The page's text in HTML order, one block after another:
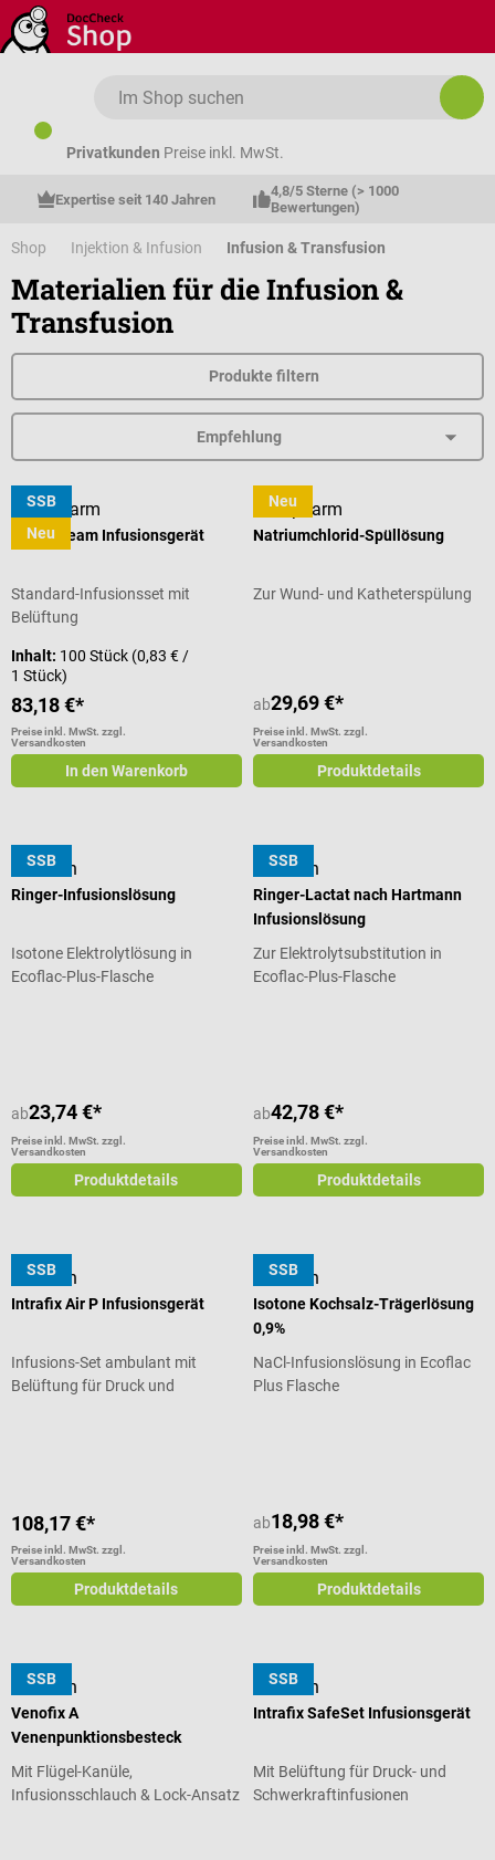
Zum Hauptinhalt springen
Privatkunden Preise inkl. MwSt.
Expertise seit 140 Jahren
4,8/5 Sterne (> 1000
Bewertungen)
Shop Injektion & Infusion Infusion & Transfusion
Materialien für die Infusion &
Transfusion
Produkte filtern
SSB
Neu
Medipharm
MediStream Infusionsgerät
Standard-Infusionsset mit
Belüftung
Inhalt: 100 Stück (0,83 € /
1 Stück)
83,18 €*
Preise inkl. MwSt. zzgl.
Versandkosten
In den Warenkorb
Neu
Medipharm
Natriumchlorid-Spüllösung
Zur Wund- und Katheterspülung
ab29,69 €*
Preise inkl. MwSt. zzgl.
Versandkosten
Produktdetails
SSB
B. Braun
Ringer-Infusionslösung
Isotone Elektrolytlösung in
Ecoflac-Plus-Flasche
ab23,74 €*
Preise inkl. MwSt. zzgl.
Versandkosten
Produktdetails
SSB
B. Braun
Ringer-Lactat nach Hartmann
Infusionslösung
Zur Elektrolytsubstitution in
Ecoflac-Plus-Flasche
ab42,78 €*
Preise inkl. MwSt. zzgl.
Versandkosten
Produktdetails
SSB
B. Braun
Intrafix Air P Infusionsgerät
Infusions-Set ambulant mit
Belüftung für Druck und
108,17 €*
Preise inkl. MwSt. zzgl.
Versandkosten
Produktdetails
SSB
B. Braun
Isotone Kochsalz-Trägerlösung
0,9%
NaCl-Infusionslösung in Ecoflac
Plus Flasche
ab18,98 €*
Preise inkl. MwSt. zzgl.
Versandkosten
Produktdetails
SSB
B. Braun
Venofix A
Venenpunktionsbesteck
Mit Flügel-Kanüle,
Infusionsschlauch & Lock-Ansatz
SSB
B. Braun
Intrafix SafeSet Infusionsgerät
Mit Belüftung für Druck- und
Schwerkraftinfusionen